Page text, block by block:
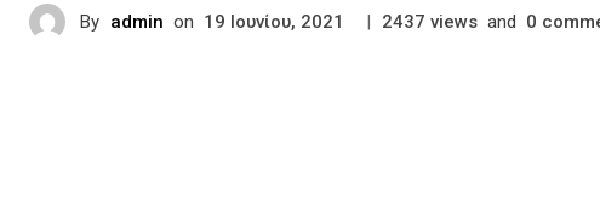
By admin on 19 Ιουνίου, 2021 | 2437 views and 0